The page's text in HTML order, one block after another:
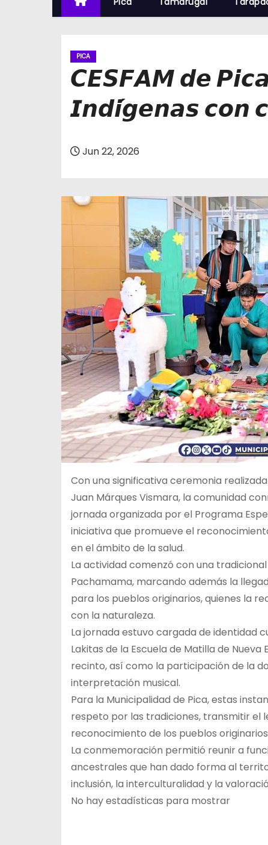
PICA
𝘾𝙀𝙎𝙁𝘼𝙈 𝙙𝙚
𝙄𝙣𝙙𝙞́𝙜𝙚𝙣𝙖𝙨 𝙘𝙤𝙣
Jun 22, 2026
Con una significativa ceremonia
Juan Márques Vismara, la comunidad
jornada organizada por el Programa
iniciativa que promueve el
en el ámbito de la salud.
La actividad comenzó con una
Pachamama, marcando además la
para los pueblos originarios, quienes la
con la naturaleza.
La jornada estuvo cargada de identidad
Lakitas de la Escuela de Matilla de
recinto, así como la participación de la
interpretación musical.
Para la Municipalidad de Pica, estas
respeto por las tradiciones, transmitir el
reconocimiento de los pueblos
La conmemoración permitió reunir a
ancestrales que han dado forma al
inclusión, la interculturalidad y la
No hay estadísticas para mostrar